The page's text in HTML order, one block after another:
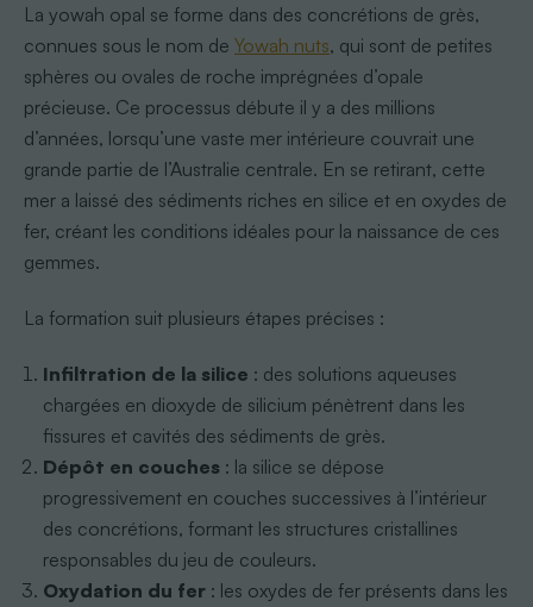
La yowah opal se forme dans des concrétions de grès,
connues sous le nom de Yowah nuts, qui sont de petites
sphères ou ovales de roche imprégnées d’opale
précieuse. Ce processus débute il y a des millions
d’années, lorsqu’une vaste mer intérieure couvrait une
grande partie de l’Australie centrale. En se retirant, cette
mer a laissé des sédiments riches en silice et en oxydes de
fer, créant les conditions idéales pour la naissance de ces
gemmes.
La formation suit plusieurs étapes précises :
Infiltration de la silice : des solutions aqueuses
chargées en dioxyde de silicium pénètrent dans les
fissures et cavités des sédiments de grès.
Dépôt en couches : la silice se dépose
progressivement en couches successives à l’intérieur
des concrétions, formant les structures cristallines
responsables du jeu de couleurs.
Oxydation du fer : les oxydes de fer présents dans les